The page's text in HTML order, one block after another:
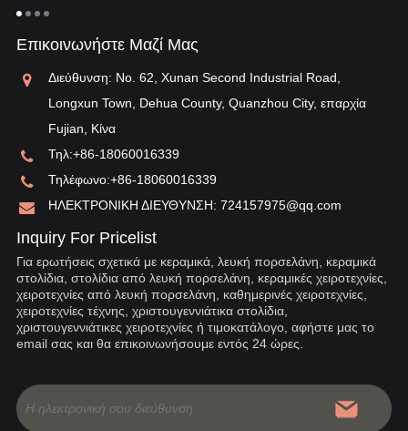
εκτελωνισμού...
Επικοινωνήστε Μαζί Μας
Διεύθυνση: No. 62, Xunan Second Industrial Road,
Longxun Town, Dehua County, Quanzhou City, επαρχία
Fujian, Κίνα
Τηλ:+86-18060016339
Τηλέφωνο:+86-18060016339
ΗΛΕΚΤΡΟΝΙΚΗ ΔΙΕΥΘΥΝΣΗ: 724157975@qq.com
Inquiry For Pricelist
Για ερωτήσεις σχετικά με κεραμικά, λευκή πορσελάνη, κεραμικά
στολίδια, στολίδια από λευκή πορσελάνη, κεραμικές χειροτεχνίες,
χειροτεχνίες από λευκή πορσελάνη, καθημερινές χειροτεχνίες,
χειροτεχνίες τέχνης, χριστουγεννιάτικα στολίδια,
χριστουγεννιάτικες χειροτεχνίες ή τιμοκατάλογο, αφήστε μας το
email σας και θα επικοινωνήσουμε εντός 24 ώρες.